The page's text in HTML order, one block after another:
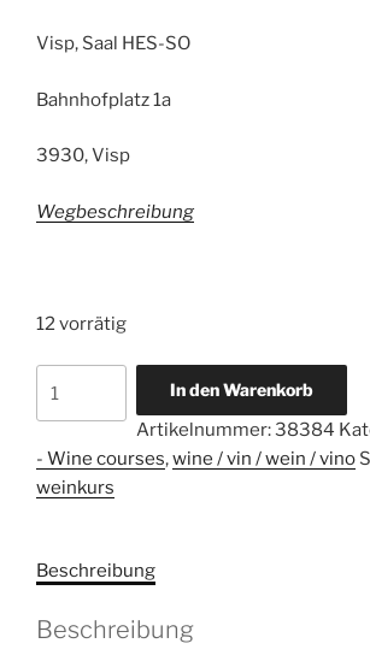
Visp, Saal HES-SO
Bahnhofplatz 1a
3930, Visp
Wegbeschreibung
12 vorrätig
Qualifikation
WSET®
-
-
In den Warenkorb
l
t
e
Artikelnummer:38384
- Wine courses,wine / vin / wein / vino
weinkurs
Beschreibung
Beschreibung